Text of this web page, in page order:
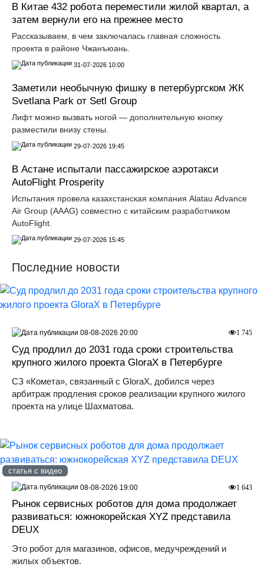
В Китае 432 робота переместили жилой квартал, а
затем вернули его на прежнее место
Рассказываем, в чем заключалась главная сложность
проекта в районе Чжанъюань.
31-07-2026 10:00
Заметили необычную фишку в петербургском ЖК
Svetlana Park от Setl Group
Лифт можно вызвать ногой — дополнительную кнопку
разместили внизу стены.
29-07-2026 19:45
В Астане испытали пассажирское аэротакси
AutoFlight Prosperity
Испытания провела казахстанская компания Alatau Advance
Air Group (AAAG) совместно с китайским разработчиком
AutoFlight.
29-07-2026 15:45
Последние новости
Суд продлил до 2031 года сроки строительства
крупного жилого проекта GloraX в Петербурге
СЗ «Комета», связанный с GloraX, добился через
арбитраж продления сроков реализации крупного жилого
проекта на улице Шахматова.
1 745
08-08-2026 20:00
статья с видео
Рынок сервисных роботов для дома продолжает
развиваться: южнокорейская XYZ представила
DEUX
Это робот для магазинов, офисов, медучреждений и
жилых объектов.
1 643
08-08-2026 19:00